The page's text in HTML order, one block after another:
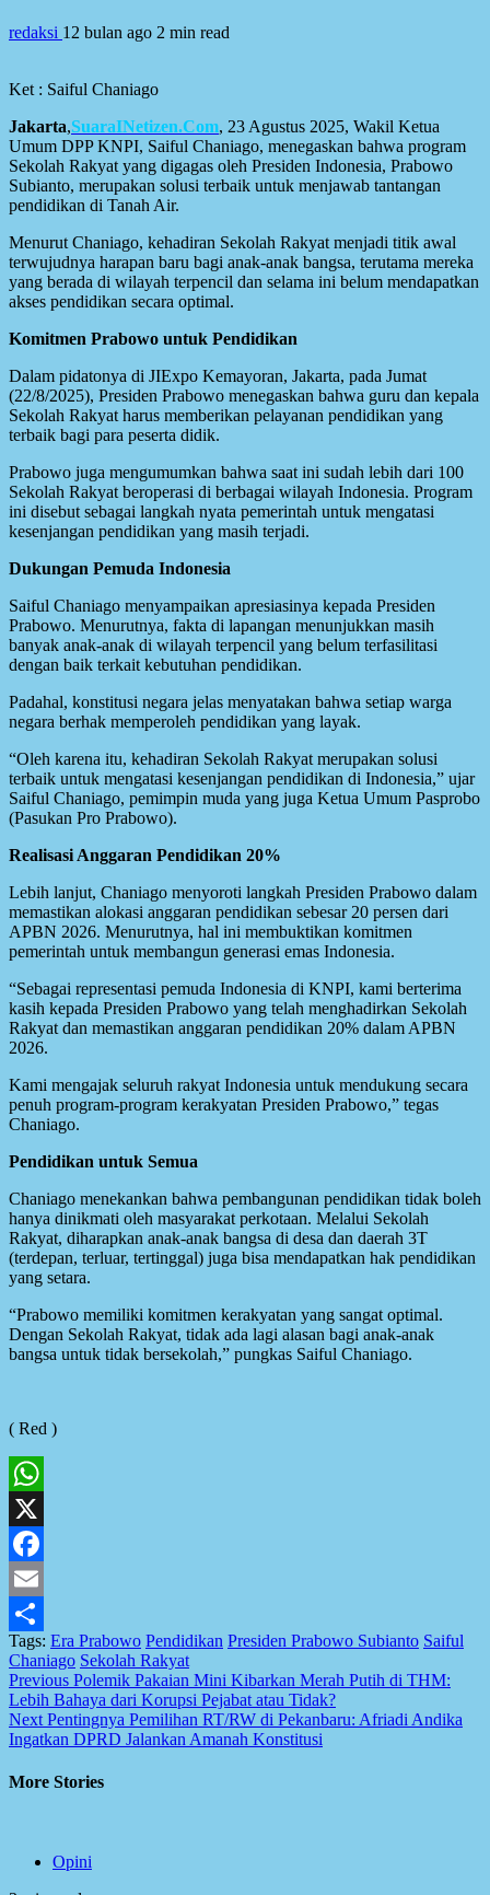
redaksi 12 bulan ago 2 min read
Ket : Saiful Chaniago
Jakarta,SuaraINetizen.Com, 23 Agustus 2025, Wakil Ketua
Umum DPP KNPI, Saiful Chaniago, menegaskan bahwa program
Sekolah Rakyat yang digagas oleh Presiden Indonesia, Prabowo
Subianto, merupakan solusi terbaik untuk menjawab tantangan
pendidikan di Tanah Air.
Menurut Chaniago, kehadiran Sekolah Rakyat menjadi titik awal
terwujudnya harapan baru bagi anak-anak bangsa, terutama mereka
yang berada di wilayah terpencil dan selama ini belum mendapatkan
akses pendidikan secara optimal.
Komitmen Prabowo untuk Pendidikan
Dalam pidatonya di JIExpo Kemayoran, Jakarta, pada Jumat
(22/8/2025), Presiden Prabowo menegaskan bahwa guru dan kepala
Sekolah Rakyat harus memberikan pelayanan pendidikan yang
terbaik bagi para peserta didik.
Prabowo juga mengumumkan bahwa saat ini sudah lebih dari 100
Sekolah Rakyat beroperasi di berbagai wilayah Indonesia. Program
ini disebut sebagai langkah nyata pemerintah untuk mengatasi
kesenjangan pendidikan yang masih terjadi.
Dukungan Pemuda Indonesia
Saiful Chaniago menyampaikan apresiasinya kepada Presiden
Prabowo. Menurutnya, fakta di lapangan menunjukkan masih
banyak anak-anak di wilayah terpencil yang belum terfasilitasi
dengan baik terkait kebutuhan pendidikan.
Padahal, konstitusi negara jelas menyatakan bahwa setiap warga
negara berhak memperoleh pendidikan yang layak.
“Oleh karena itu, kehadiran Sekolah Rakyat merupakan solusi
terbaik untuk mengatasi kesenjangan pendidikan di Indonesia,” ujar
Saiful Chaniago, pemimpin muda yang juga Ketua Umum Pasprobo
(Pasukan Pro Prabowo).
Realisasi Anggaran Pendidikan 20%
Lebih lanjut, Chaniago menyoroti langkah Presiden Prabowo dalam
memastikan alokasi anggaran pendidikan sebesar 20 persen dari
APBN 2026. Menurutnya, hal ini membuktikan komitmen
pemerintah untuk membangun generasi emas Indonesia.
“Sebagai representasi pemuda Indonesia di KNPI, kami berterima
kasih kepada Presiden Prabowo yang telah menghadirkan Sekolah
Rakyat dan memastikan anggaran pendidikan 20% dalam APBN
2026.
Kami mengajak seluruh rakyat Indonesia untuk mendukung secara
penuh program-program kerakyatan Presiden Prabowo,” tegas
Chaniago.
Pendidikan untuk Semua
Chaniago menekankan bahwa pembangunan pendidikan tidak boleh
hanya dinikmati oleh masyarakat perkotaan. Melalui Sekolah
Rakyat, diharapkan anak-anak bangsa di desa dan daerah 3T
(terdepan, terluar, tertinggal) juga bisa mendapatkan hak pendidikan
yang setara.
“Prabowo memiliki komitmen kerakyatan yang sangat optimal.
Dengan Sekolah Rakyat, tidak ada lagi alasan bagi anak-anak
bangsa untuk tidak bersekolah,” pungkas Saiful Chaniago.
( Red )
WhatsApp
X
Facebook
Email
Share
Tags: Era Prabowo Pendidikan Presiden Prabowo Subianto Saiful
Chaniago Sekolah Rakyat
Post
navigation
Previous Polemik Pakaian Mini Kibarkan Merah Putih di THM:
Lebih Bahaya dari Korupsi Pejabat atau Tidak?
Next Pentingnya Pemilihan RT/RW di Pekanbaru: Afriadi Andika
Ingatkan DPRD Jalankan Amanah Konstitusi
More Stories
Opini